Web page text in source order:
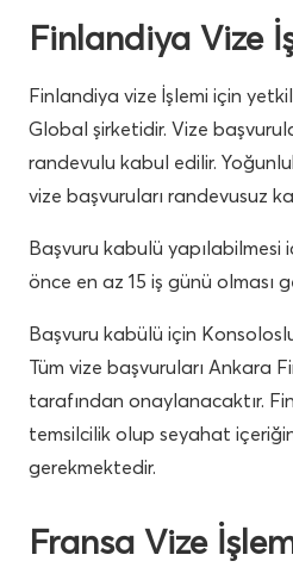
Finlandiya Vize
Finlandiya vize İşlemi için
Global şirketidir. Vize
randevulu kabul edilir.
vize başvuruları randevusuz
Başvuru kabulü
önce en az 15 iş günü olması
Başvuru kabülü için
Tüm vize başvuruları Ankara
tarafından onaylanacaktır.
temsilcilik olup seyahat
gerekmektedir.
Fransa Vize